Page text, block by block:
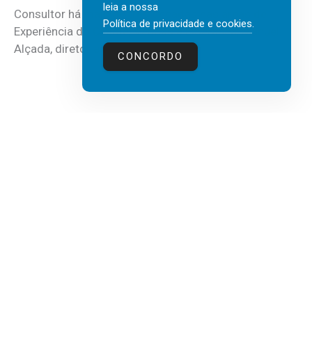
Consultor há mais de três décadas nas áreas de
Experiência do Cliente, Vendas e Liderança, Manuel
Alçada, diretor executivo da...
leia a nossa
Política de privacidade e cookies.
CONCORDO